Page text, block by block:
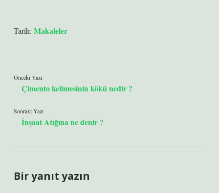
Tarih: Makaleler
Önceki Yazı
Çimento kelimesinin kökü nedir ?
Sonraki Yazı
İnşaat Atığına ne denir ?
Bir yanıt yazın